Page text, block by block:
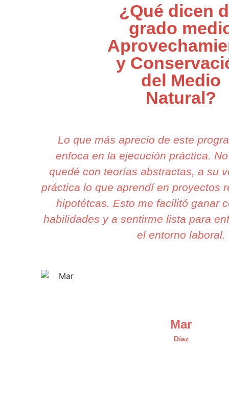
¿Qué dicen
grado
y
del Medio
Natural?
Lo que más aprecio de este
enfoca en la ejecución práctica.
quedé con teorías abstractas, a su
práctica lo que aprendí en proyectos
hipotétcas. Esto me facilitó ganar
habilidades y a sentirme lista para
el entorno laboral.
Mar
Díaz